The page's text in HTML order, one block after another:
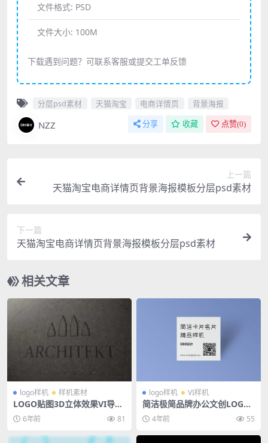
文件格式: PSD
文件大小: 100M
下载遇到问题？可联系客服或提交工单反馈
分层psd素材 天猫淘宝 电商详情页 背景海报
NZZ 分享 收藏 点赞(0)
上一篇
天猫淘宝电商详情页背景海报模板分层psd素材
下一篇
天猫淘宝电商详情页背景海报模板分层psd素材
相关文章
logo样机 样机素材
LOGO贴图3D立体效果VI导视
智能贴图PS样机素材
6年前 81
logo样机 VI样机
简洁极简品牌办公文创LOGO
名片卡片样机PSD素材模板
4年前 55